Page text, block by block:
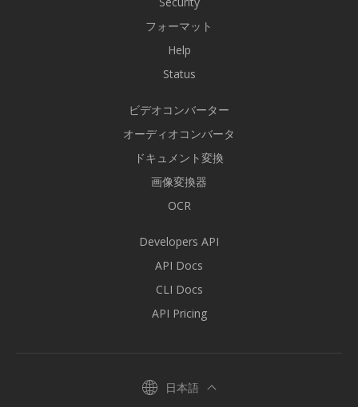
フォーマット
Help
Status
ビデオコンバーター
オーディオコンバータ
ドキュメント変換
画像変換器
OCR
Developers API
API Docs
CLI Docs
API Pricing
日本語